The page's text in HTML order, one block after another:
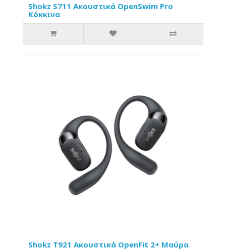
Shokz S711 Ακουστικά OpenSwim Pro
Κόκκινα
Shokz T921 Ακουστικά OpenFit 2+ Μαύρα